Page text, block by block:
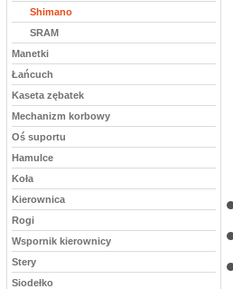
Shimano
SRAM
Manetki
Łańcuch
Kaseta zębatek
Mechanizm korbowy
Oś suportu
Hamulce
Koła
Kierownica
Rogi
Wspornik kierownicy
Stery
Siodełko